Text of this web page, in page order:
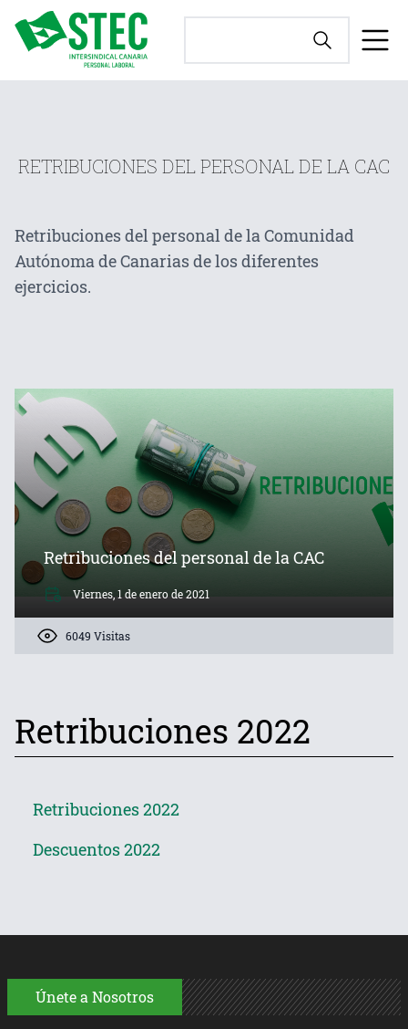
RETRIBUCIONES DEL PERSONAL DE LA CAC
Retribuciones del personal de la Comunidad
Autónoma de Canarias de los diferentes
ejercicios.
Retribuciones del personal de la CAC
Viernes, 1 de enero de 2021
6049 Visitas
Retribuciones 2022
Retribuciones 2022
Descuentos 2022
Únete a Nosotros